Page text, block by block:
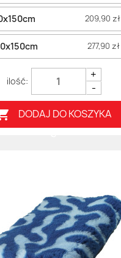
209,90 zł
277,90 zł
+
-
DODAJ DO KOSZYKA